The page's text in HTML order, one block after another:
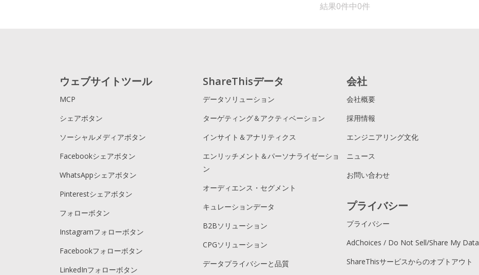
結果0件中0件
ウェブサイトツール
MCP
シェアボタン
ソーシャルメディアボタン
Facebookシェアボタン
WhatsAppシェアボタン
Pinterestシェアボタン
フォローボタン
Instagramフォローボタン
Facebookフォローボタン
LinkedInフォローボタン
ShareThisデータ
データソリューション
ターゲティング＆アクティベーション
インサイト＆アナリティクス
エンリッチメント＆パーソナライゼーショ
ン
オーディエンス・セグメント
キュレーションデータ
B2Bソリューション
CPGソリューション
データプライバシーと品質
会社
会社概要
採用情報
エンジニアリング文化
ニュース
お問い合わせ
プライバシー
プライバシー
AdChoices / Do Not Sell/Share My Data
ShareThisサービスからのオプトアウト